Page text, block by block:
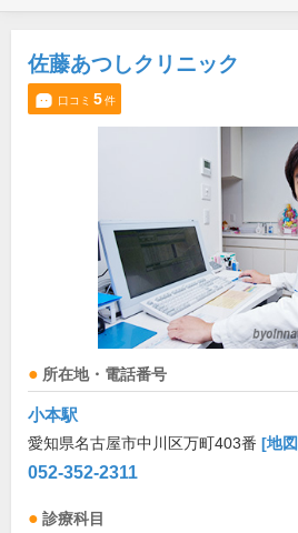
佐藤あつしクリニック
口コミ 5件
所在地・電話番号
小本駅
愛知県名古屋市中川区万町403番 [地
052-352-2311
診療科目